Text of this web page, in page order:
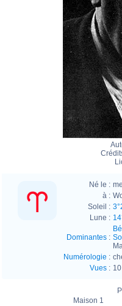
Né le :
à :
Soleil :
Lune :
Dominantes:
Numérologie :
Vues:
Maison 1